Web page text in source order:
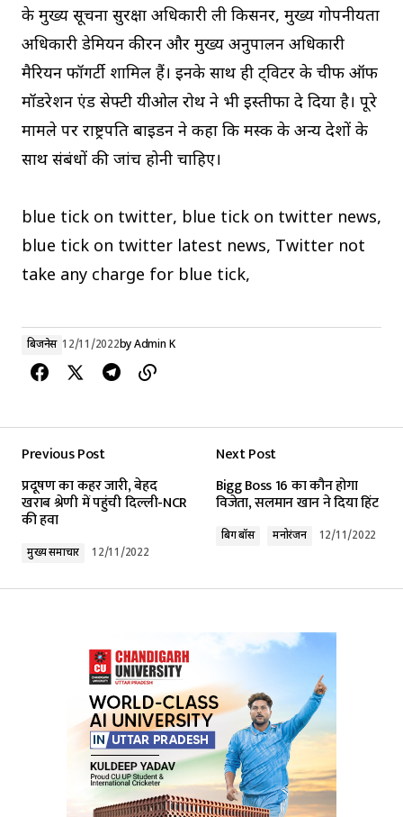
के मुख्य सूचना सुरक्षा अधिकारी ली किसनर, मुख्य गोपनीयता
अधिकारी डेमियन कीरन और मुख्य अनुपालन अधिकारी
मैरियन फॉगर्टी शामिल हैं। इनके साथ ही ट्विटर के चीफ ऑफ
मॉडरेशन एंड सेफ्टी यीओल रोथ ने भी इस्तीफा दे दिया है। पूरे
मामले पर राष्ट्रपति बाइडन ने कहा कि मस्क के अन्य देशों के
साथ संबंधों की जांच होनी चाहिए।
blue tick on twitter, blue tick on twitter news,
blue tick on twitter latest news, Twitter not
take any charge for blue tick,
बिजनेस 12/11/2022byAdmin K
Previous Post
प्रदूषण का कहर जारी, बेहद
खराब श्रेणी में पहुंची दिल्ली-NCR
की हवा
मुख्य समाचार 12/11/2022
Next Post
Bigg Boss 16 का कौन होगा
विजेता, सलमान खान ने दिया हिंट
बिग बॉस मनोरंजन 12/11/2022